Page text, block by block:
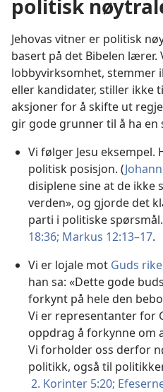
politisk
Jehovas vitner er politisk
basert på det Bibelen lærer.
lobbyvirksomhet, stemmer
eller kandidater, stiller ikke
aksjoner for å skifte ut
gir gode grunner til å ha en
Vi følger Jesu eksempel.
politisk posisjon. (
disiplene sine at de ikke
verden», og gjorde det
parti i politiske
18:36; Markus 12:13–17.
Vi er lojale mot Guds rike
han sa: «Dette gode
forkynt på hele den
Vi er representanter for
oppdrag å forkynne om
Vi forholder oss derfor
politikk, også til
2. Korinter 5:20;